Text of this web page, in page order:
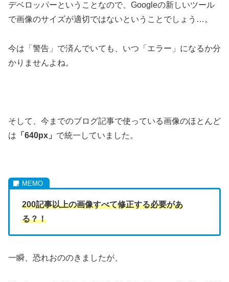
デベロッパーということなので、Googleの新しいツール
で画像のサイズが適切ではないということでしょう…。
今は「警告」で済んでいても、いつ「エラー」になるか分
かりませんよね。
そして、今までのブログ記事で使っている画像のほとんど
は 「640px」 で統一していました。
200記事以上の画像すべて修正する必要があ
る？！
一瞬、恐れおののきましたが、